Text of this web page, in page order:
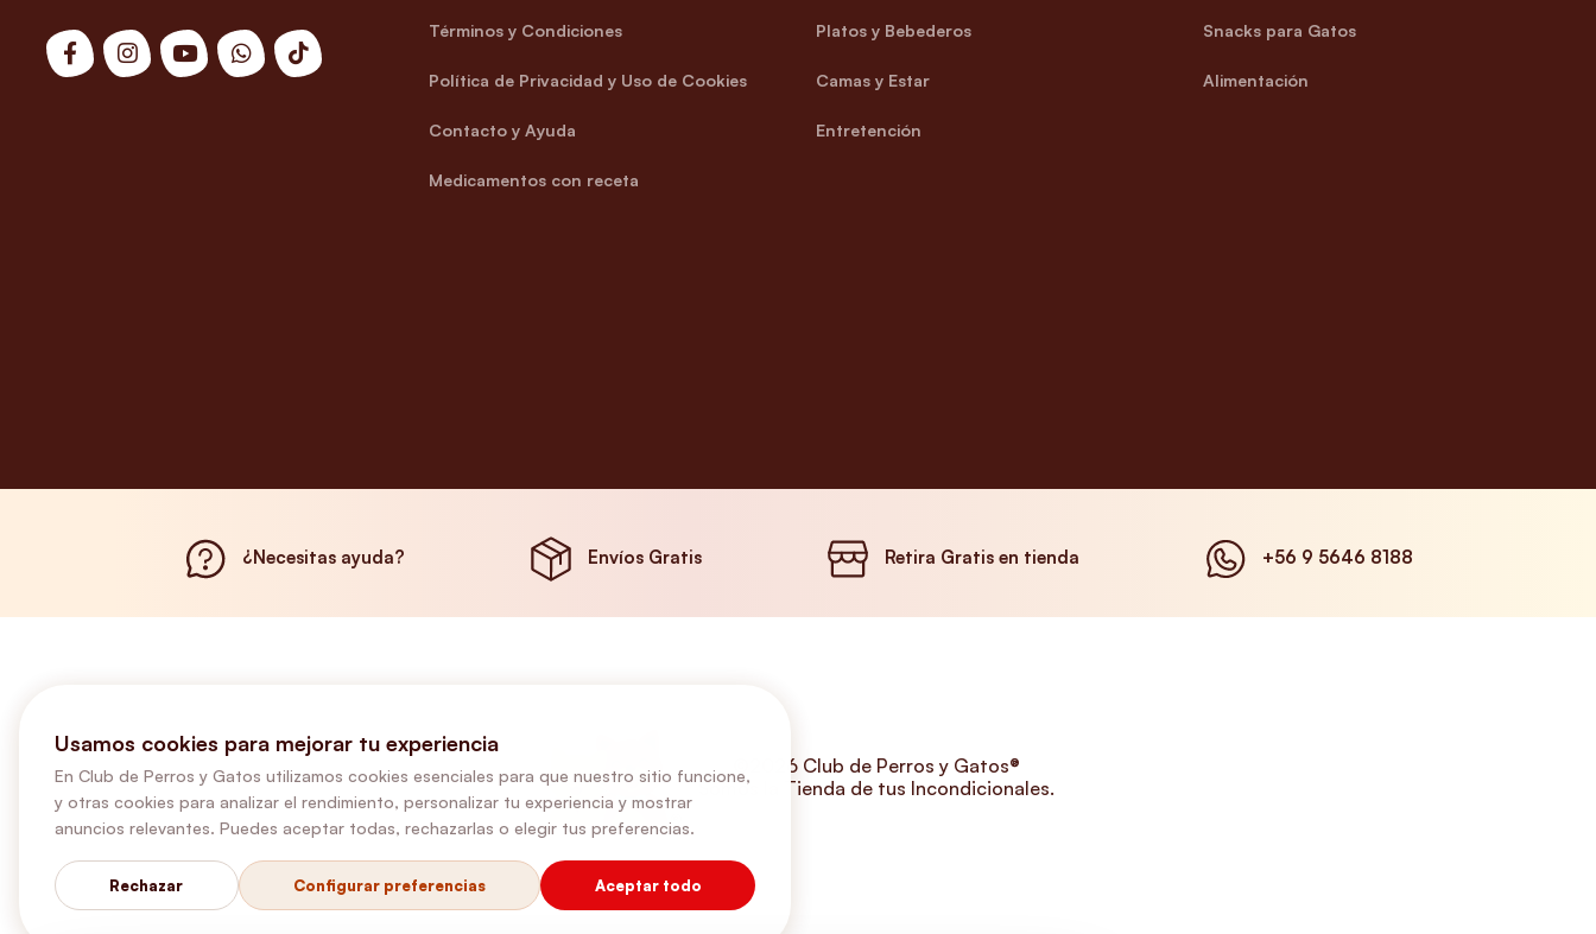
Términos y Condiciones
Política de Privacidad y Uso de Cookies
Contacto y Ayuda
Medicamentos con receta
Platos y Bebederos
Camas y Estar
Entretención
Snacks para Gatos
Alimentación
¿Necesitas ayuda? Envíos Gratis Retira Gratis en tienda +56 9 5646 8188
©2026 Club de Perros y Gatos®
Somos la Tienda de tus Incondicionales.
Usamos cookies para mejorar tu experiencia
En Club de Perros y Gatos utilizamos cookies esenciales para que nuestro sitio funcione,
y otras cookies para analizar el rendimiento, personalizar tu experiencia y mostrar
anuncios relevantes. Puedes aceptar todas, rechazarlas o elegir tus preferencias.
Rechazar Configurar preferencias Aceptar todo